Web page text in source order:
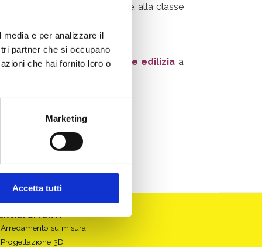
e per analizzare il
partner che si occupano
che hai fornito loro o
Marketing
Accetta tutti
e le lavastoviglie, alla classe
di ristrutturazione edilizia a
OFFERTI
Arredamento su misura
Progettazione 3D